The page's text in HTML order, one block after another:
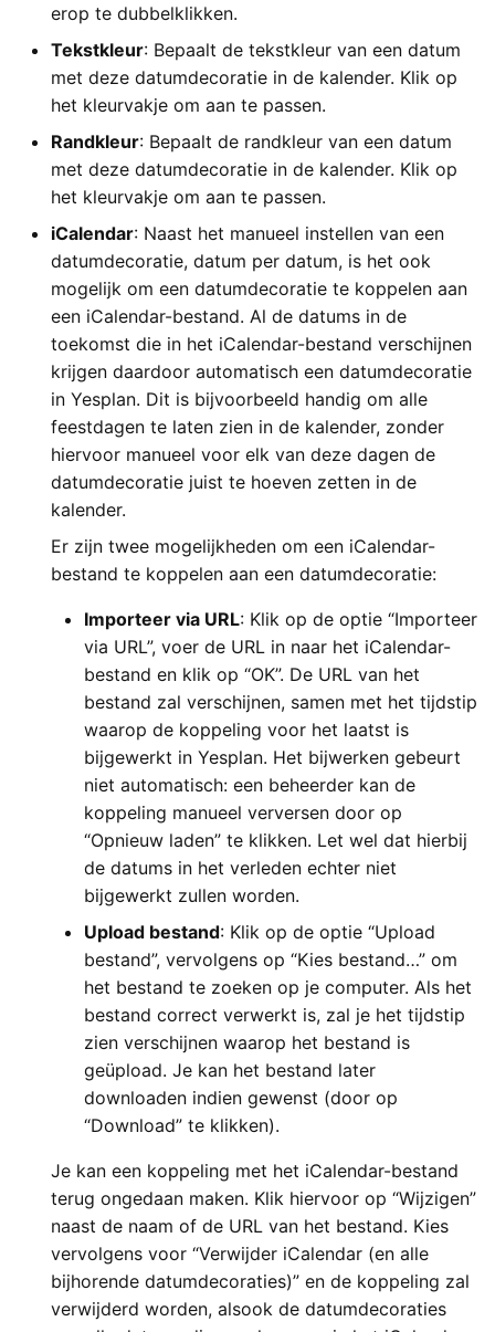
erop te dubbelklikken.
Tekstkleur: Bepaalt de tekstkleur van een datum
met deze datumdecoratie in de kalender. Klik op
het kleurvakje om aan te passen.
Randkleur: Bepaalt de randkleur van een datum
met deze datumdecoratie in de kalender. Klik op
het kleurvakje om aan te passen.
iCalendar: Naast het manueel instellen van een
datumdecoratie, datum per datum, is het ook
mogelijk om een datumdecoratie te koppelen aan
een iCalendar-bestand. Al de datums in de
toekomst die in het iCalendar-bestand verschijnen
krijgen daardoor automatisch een datumdecoratie
in Yesplan. Dit is bijvoorbeeld handig om alle
feestdagen te laten zien in de kalender, zonder
hiervoor manueel voor elk van deze dagen de
datumdecoratie juist te hoeven zetten in de
kalender.
Er zijn twee mogelijkheden om een iCalendar-
bestand te koppelen aan een datumdecoratie:
Importeer via URL: Klik op de optie “Importeer
via URL”, voer de URL in naar het iCalendar-
bestand en klik op “OK”. De URL van het
bestand zal verschijnen, samen met het tijdstip
waarop de koppeling voor het laatst is
bijgewerkt in Yesplan. Het bijwerken gebeurt
niet automatisch: een beheerder kan de
koppeling manueel verversen door op
“Opnieuw laden” te klikken. Let wel dat hierbij
de datums in het verleden echter niet
bijgewerkt zullen worden.
Upload bestand: Klik op de optie “Upload
bestand”, vervolgens op “Kies bestand…” om
het bestand te zoeken op je computer. Als het
bestand correct verwerkt is, zal je het tijdstip
zien verschijnen waarop het bestand is
geüpload. Je kan het bestand later
downloaden indien gewenst (door op
“Download” te klikken).
Je kan een koppeling met het iCalendar-bestand
terug ongedaan maken. Klik hiervoor op “Wijzigen”
naast de naam of de URL van het bestand. Kies
vervolgens voor “Verwijder iCalendar (en alle
bijhorende datumdecoraties)” en de koppeling zal
verwijderd worden, alsook de datumdecoraties